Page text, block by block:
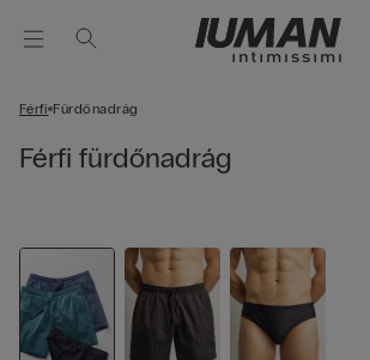
Férfi Fürdőnadrág
Férfi fürdőnadrág